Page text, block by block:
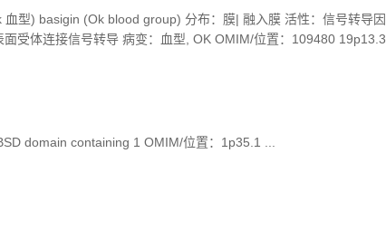
型) basigin (Ok blood group) 分布：膜| 融入膜 活性：信号转导因
受体连接信号转导 病变：血型, OK OMIM/位置：109480 19p13.3
domain containing 1 OMIM/位置：1p35.1 ...